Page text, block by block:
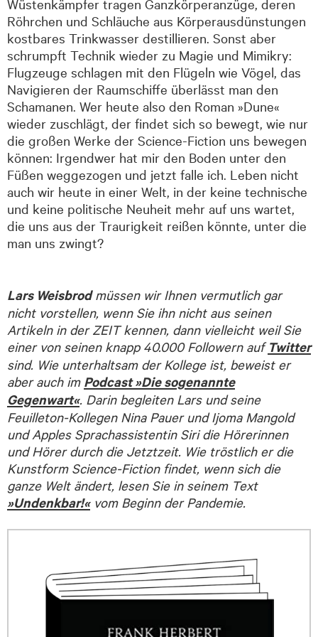
Wüstenkämpfer tragen Ganzkörperanzüge, deren
Röhrchen und Schläuche aus Körperausdünstungen
kostbares Trinkwasser destillieren. Sonst aber
schrumpft Technik wieder zu Magie und Mimikry:
Flugzeuge schlagen mit den Flügeln wie Vögel, das
Navigieren der Raumschiffe überlässt man den
Schamanen. Wer heute also den Roman »Dune«
wieder zuschlägt, der findet sich so bewegt, wie nur
die großen Werke der Science-Fiction uns bewegen
können: Irgendwer hat mir den Boden unter den
Füßen weggezogen und jetzt falle ich. Leben nicht
auch wir heute in einer Welt, in der keine technische
und keine politische Neuheit mehr auf uns wartet,
die uns aus der Traurigkeit reißen könnte, unter die
man uns zwingt?
Lars Weisbrodmüssen wir Ihnen vermutlich gar
nicht vorstellen, wenn Sie ihn nicht aus seinen
Artikeln in der ZEIT kennen, dann vielleicht weil Sie
einer von seinen knapp 40.000 Followern aufTwitter
sind. Wie unterhaltsam der Kollege ist, beweist er
aber auch im Podcast »Die sogenannte
Gegenwart«. Darin begleiten Lars und seine
Feuilleton-Kollegen Nina Pauer und Ijoma Mangold
und Apples Sprachassistentin Siri die Hörerinnen
und Hörer durch die Jetztzeit. Wie tröstlich er die
Kunstform Science-Fiction findet, wenn sich die
ganze Welt ändert, lesen Sie in seinem Text
»Undenkbar!«vom Beginn der Pandemie.